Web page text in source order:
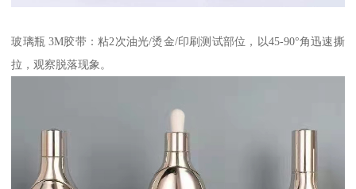
玻璃瓶 3M胶带：粘2次油光/烫金/印刷测试部位，以45-90°角迅速撕
拉，观察脱落现象。